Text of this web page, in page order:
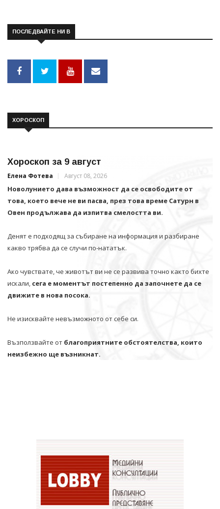
ПОСЛЕДВАЙТЕ НИ В
ХОРОСКОП
Хороскоп за 9 август
Елена Фотева Август 08, 2026
Новолунието дава възможност да се освободите от
това, което вече не ви пасва, през това време Сатурн в
Овен продължава да изпитва смелостта ви.
Денят е подходящ за събиране на информация и разбиране
какво трябва да се случи по-нататък.
Ако чувствате, че животът ви не се развива точно както бихте
искали, сега е моментът постепенно да започнете да се
движите в нова посока.
Не изисквайте невъзможното от себе си.
Възползвайте от благоприятните обстоятелства, които
неизбежно ще възникнат.